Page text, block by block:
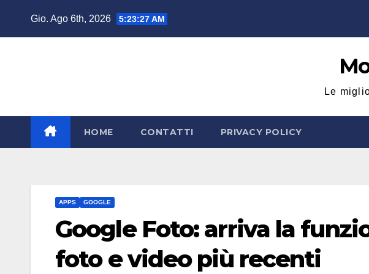
Gio. Ago 6th, 2026 5:23:27 AM
Le
HOME CONTATTI PRIVACY POLICY
APPS GOOGLE
Google Foto: arriva la
foto e video più recenti